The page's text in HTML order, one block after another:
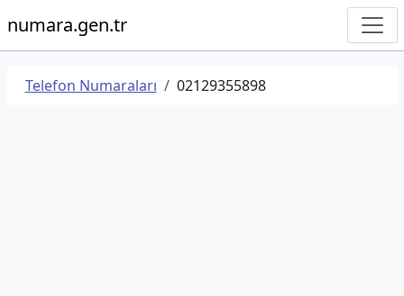
numara.gen.tr
Telefon Numaraları 02129355898